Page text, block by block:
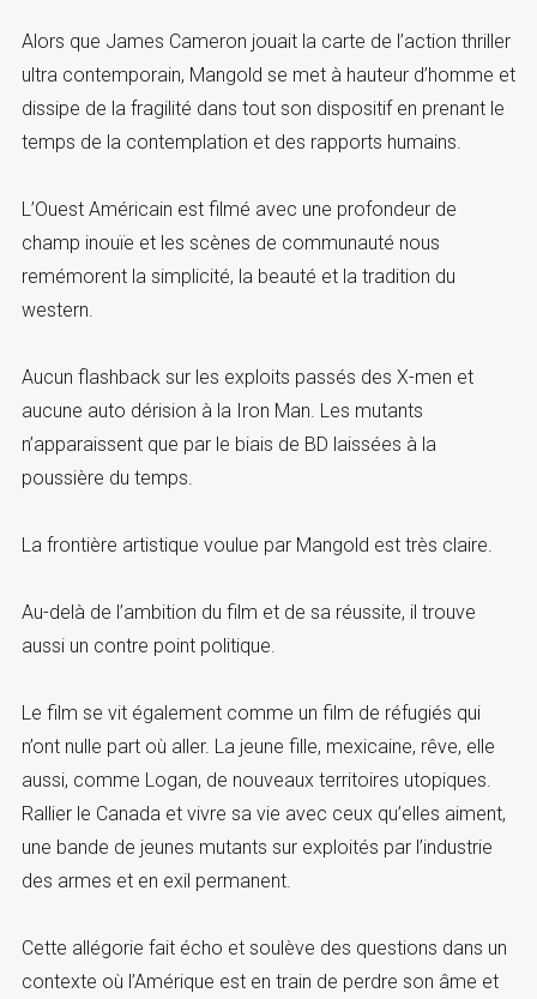
Alors que James Cameron jouait la carte de l’action thriller
ultra contemporain, Mangold se met à hauteur d’homme et
dissipe de la fragilité dans tout son dispositif en prenant le
temps de la contemplation et des rapports humains.
L’Ouest Américain est filmé avec une profondeur de
champ inouïe et les scènes de communauté nous
remémorent la simplicité, la beauté et la tradition du
western.
Aucun flashback sur les exploits passés des X-men et
aucune auto dérision à la Iron Man. Les mutants
n’apparaissent que par le biais de BD laissées à la
poussière du temps.
La frontière artistique voulue par Mangold est très claire.
Au-delà de l’ambition du film et de sa réussite, il trouve
aussi un contre point politique.
Le film se vit également comme un film de réfugiés qui
n’ont nulle part où aller. La jeune fille, mexicaine, rêve, elle
aussi, comme Logan, de nouveaux territoires utopiques.
Rallier le Canada et vivre sa vie avec ceux qu’elles aiment,
une bande de jeunes mutants sur exploités par l’industrie
des armes et en exil permanent.
Cette allégorie fait écho et soulève des questions dans un
contexte où l’Amérique est en train de perdre son âme et